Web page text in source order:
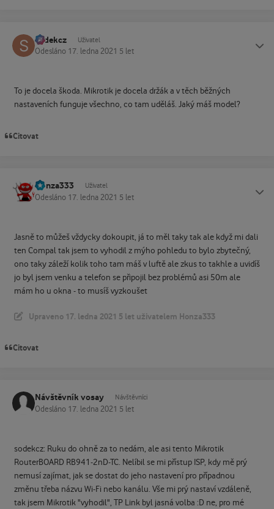
sodekcz Uživatel
Odesláno 17. ledna 2021 5 let
To je docela škoda. Mikrotik je docela držák a v těch běžných
nastaveních funguje všechno, co tam uděláš. Jaký máš model?
Citovat
Honza333 Uživatel
Odesláno 17. ledna 2021 5 let
Jasně to můžeš vždycky dokoupit, já to měl taky tak ale když mi dali
ten Compal tak jsem to vyhodil z mýho pohledu to bylo zbytečný,
ono taky záleží kolik toho tam máš v luftě ale zkus to takhle a uvidíš
jo byl jsem venku a telefon se připojil bez problémů asi 50m ale
mám ho u okna - to musíš vyzkoušet
Upraveno 17. ledna 2021 5 let uživatelem Honza333
Citovat
Návštěvník vosay Návštěvníci
Odesláno 17. ledna 2021 5 let
sodekcz: Ruku do ohně za to nedám, ale asi tento Mikrotik
RouterBOARD RB941-2nD-TC. Nelíbil se mi přístup ISP, kdy mě prý
nemusí zajímat, jak se dostat do jeho nastavení pro případnou
změnu třeba názvu Wi-Fi nebo kanálu. Vše mi prý nastaví vzdáleně,
tak jsem Mikrotik "vyhodil", TP Link byl jasná volba :D ne, pro mé